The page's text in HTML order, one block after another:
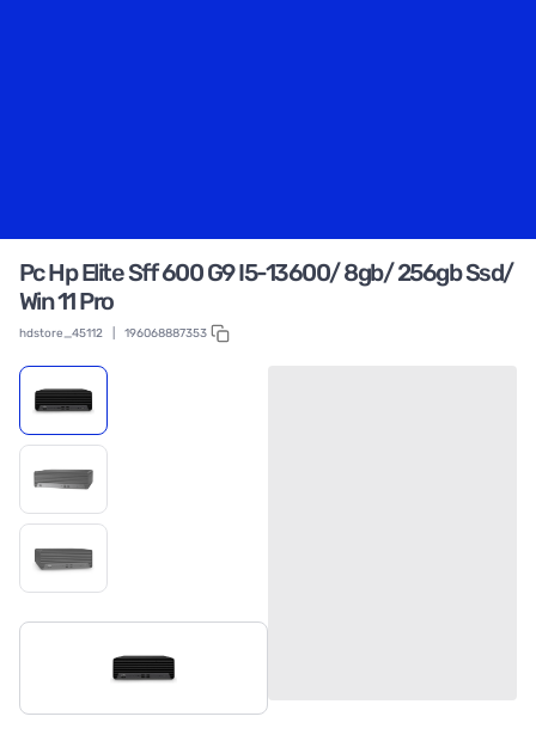
Pc Hp Elite Sff 600 G9 I5-13600/ 8gb/ 256gb Ssd/
Win 11 Pro
hdstore_45112 196068887353